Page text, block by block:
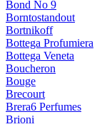
Bond No 9
Borntostandout
Bortnikoff
Bottega Profumiera
Bottega Veneta
Boucheron
Bouge
Brecourt
Brera6 Perfumes
Brioni